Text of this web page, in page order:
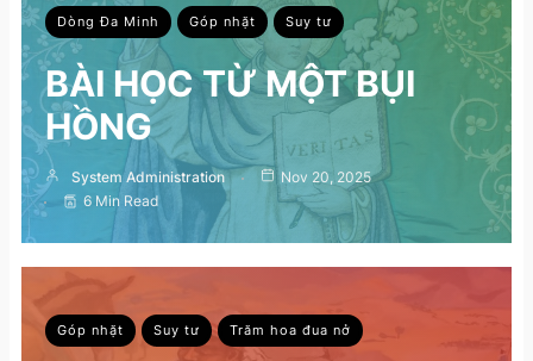
Dòng Đa Minh Góp nhặt Suy tư
BÀI HỌC TỪ MỘT BỤI
HỒNG
System Administration
Nov 20, 2025
6 Min Read
Góp nhặt Suy tư Trăm hoa đua nở